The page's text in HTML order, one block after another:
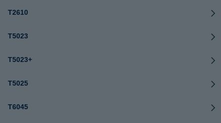
T2610
T5023
T5023+
T5025
T6045